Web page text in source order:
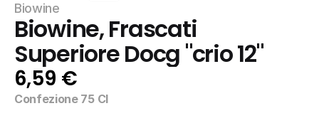
Biowine
Biowine, Frascati
Superiore Docg "crio 12"
6,59 €
Confezione 75 Cl